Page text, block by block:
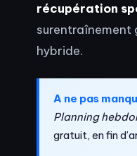
récupération
surentraînement
hybride.
A ne pas
Planning
gratuit, en fin